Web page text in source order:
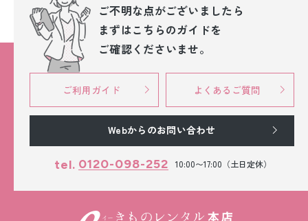
ご不明な点がございましたら
まずはこちらのガイドを
ご確認くださいませ。
ご利用ガイド よくあるご質問
Webからのお問い合わせ
tel. 0120-098-252 10:00〜17:00（土日定休）